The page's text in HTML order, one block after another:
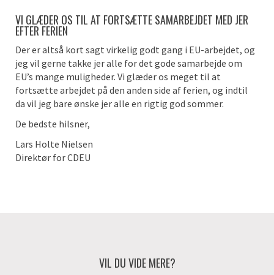
VI GLÆDER OS TIL AT FORTSÆTTE SAMARBEJDET MED JER
EFTER FERIEN
Der er altså kort sagt virkelig godt gang i EU-arbejdet, og
jeg vil gerne takke jer alle for det gode samarbejde om
EU’s mange muligheder. Vi glæder os meget til at
fortsætte arbejdet på den anden side af ferien, og indtil
da vil jeg bare ønske jer alle en rigtig god sommer.
De bedste hilsner,
Lars Holte Nielsen
Direktør for CDEU
VIL DU VIDE MERE?